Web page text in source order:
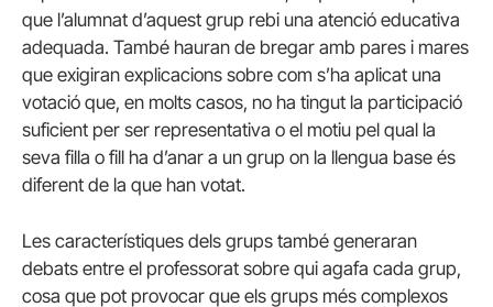
que l’alumnat d’aquest grup rebi una atenció educativa
adequada. També hauran de bregar amb pares i mares
que exigiran explicacions sobre com s’ha aplicat una
votació que, en molts casos, no ha tingut la participació
suficient per ser representativa o el motiu pel qual la
seva filla o fill ha d’anar a un grup on la llengua base és
diferent de la que han votat.
Les característiques dels grups també generaran
debats entre el professorat sobre qui agafa cada grup,
cosa que pot provocar que els grups més complexos